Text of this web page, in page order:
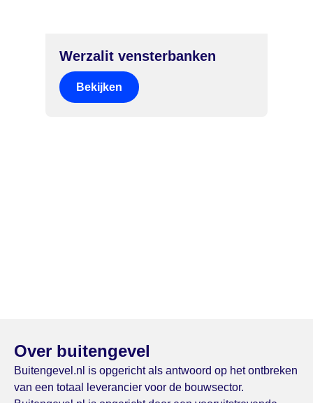
Werzalit vensterbanken
Bekijken
Over buitengevel
Buitengevel.nl is opgericht als antwoord op het ontbreken
van een totaal leverancier voor de bouwsector.